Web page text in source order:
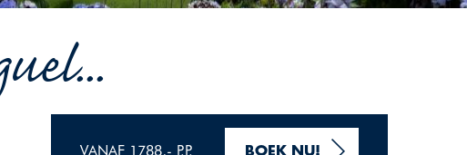
VANAF 1788,- P.P. BOEK NU!